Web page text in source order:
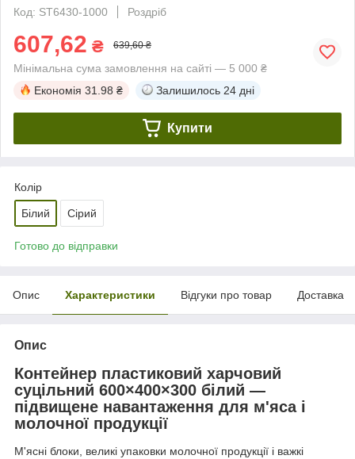
Код: ST6430-1000
Роздріб
607,62 ₴ 639,60 ₴
Мінімальна сума замовлення на сайті — 5 000 ₴
Економія 31.98 ₴ Залишилось 24 дні
Купити
Колір
Білий Сірий
Готово до відправки
Опис Характеристики Відгуки про товар Доставка
Опис
Контейнер пластиковий харчовий
суцільний 600×400×300 білий —
підвищене навантаження для м'яса і
молочної продукції
М'ясні блоки, великі упаковки молочної продукції і важкі